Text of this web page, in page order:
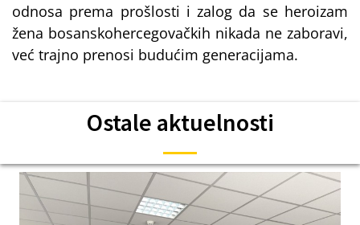
odnosa prema prošlosti i zalog da se heroizam
žena bosanskohercegovačkih nikada ne zaboravi,
već trajno prenosi budućim generacijama.
Ostale aktuelnosti